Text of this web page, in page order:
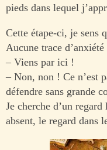
pieds dans lequel
Cette étape-ci, je sens
Aucune trace
– Viens par ici !
– Non, non ! Ce n’est
défendre sans grande
Je cherche d’un
absent, le regard dans